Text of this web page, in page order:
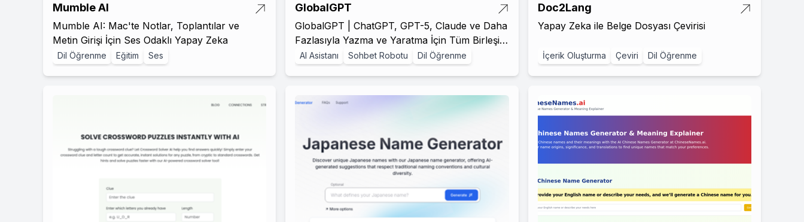
Mumble AI
Mumble AI: Mac'te Notlar, Toplantılar ve
Metin Girişi İçin Ses Odaklı Yapay Zeka
Dil Öğrenme Eğitim Ses
GlobalGPT
GlobalGPT | ChatGPT, GPT-5, Claude ve Daha
Fazlasıyla Yazma ve Yaratma İçin Tüm Birleşik
Yapay Zeka Platformu
AI Asistanı Sohbet Robotu Dil Öğrenme
Doc2Lang
Yapay Zeka ile Belge Dosyası Çevirisi
İçerik Oluşturma Çeviri Dil Öğrenme